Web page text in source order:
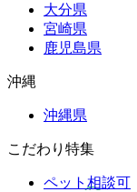
大分県
宮崎県
鹿児島県
沖縄
沖縄県
こだわり特集
ペット相談可